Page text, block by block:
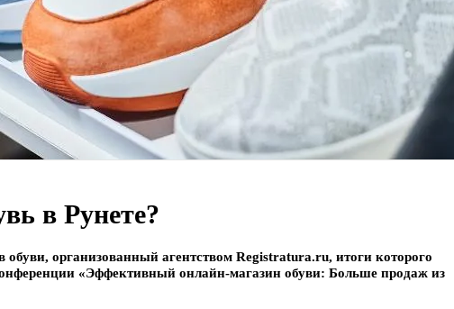
в Рунете?
обуви, организованный агентством Registratura.ru, итоги которого
«Эффективный онлайн-магазин обуви: Больше продаж из